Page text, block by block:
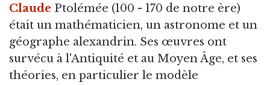
Claude Ptolémée (100 - 170 de notre ère)
était un mathématicien, un astronome et un
géographe alexandrin. Ses œuvres ont
survécu à l'Antiquité et au Moyen Âge, et ses
théories, en particulier le modèle